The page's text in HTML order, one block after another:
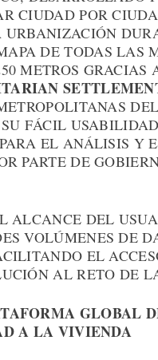
CIUDAD POR
DE TODAS LAS
METROS
FÁCIL
EL ANÁLISIS Y
PARTE DE
ALCANCE DEL
VOLÚMENES DE
EL
AL RETO DE
GLOBAL
A LA VIVIENDA